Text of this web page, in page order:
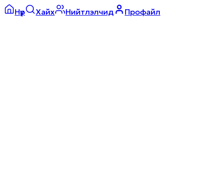
Нүүр Хайх Нийтлэлчид Профайл